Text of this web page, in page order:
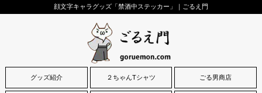
顔文字キャラグッズ「禁酒中ステッカー」｜ごるえ門
グッズ紹介 ２ちゃんTシャツ ごる男商店